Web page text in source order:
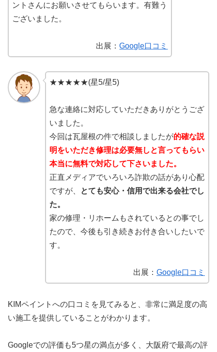
ントさんにお願いさせてもらいます。有難う
ございました。
出展：Google口コミ
★★★★★(星5/星5)
急な連絡に対応していただきありがとうござ
いました。
今回は瓦屋根の件で相談しましたが的確な説
明をいただき修理は必要無しと言ってもらい
本当に無料で対応して下さいました。
正直メディアでいろいろ詐欺の話があり心配
ですが、
とても安心・信用で出来る会社でし
た。
家の修理・リホームもされているとの事でし
たので、今後も引き続きお付き合いしたいで
す。
出展： Google口コミ
KIMペイントへの口コミを見てみると、非常に満足度の高
い施工を提供していることがわかります。
Googleでの評価も5つ星の満点が多く、大阪府で最高の評